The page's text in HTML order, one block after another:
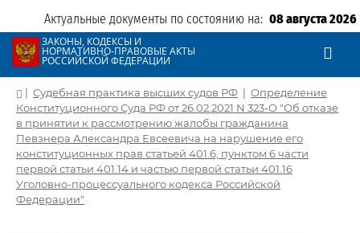
Актуальные документы по состоянию на: 08 августа 2026
ЗАКОНЫ, КОДЕКСЫ И
НОРМАТИВНО-ПРАВОВЫЕ АКТЫ
РОССИЙСКОЙ ФЕДЕРАЦИИ
| Судебная практика высших судов РФ | Определение
Конституционного Суда РФ от 26.02.2021 N 323-О "Об отказе
в принятии к рассмотрению жалобы гражданина
Певзнера Александра Евсеевича на нарушение его
конституционных прав статьей 401.6, пунктом 6 части
первой статьи 401.14 и частью первой статьи 401.16
Уголовно-процессуального кодекса Российской
Федерации"